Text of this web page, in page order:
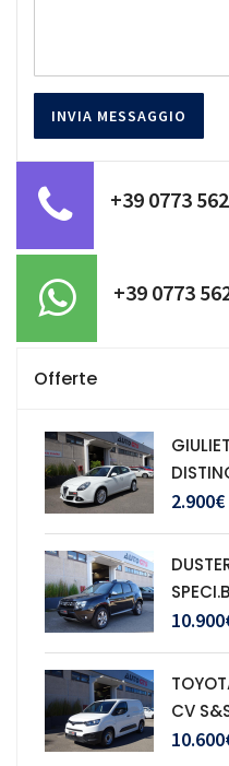
+39 0773
+39 0773
Offerte
2.900€
CV